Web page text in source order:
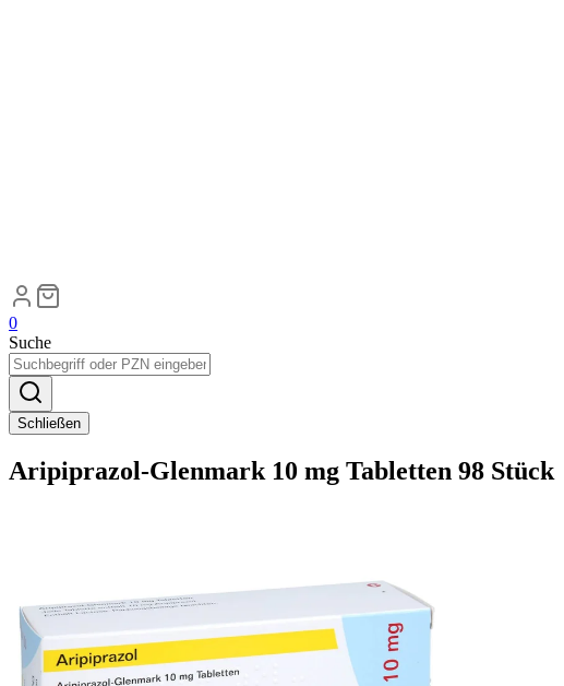
0
Suche
Schließen
Aripiprazol-Glenmark 10 mg Tabletten 98 Stück